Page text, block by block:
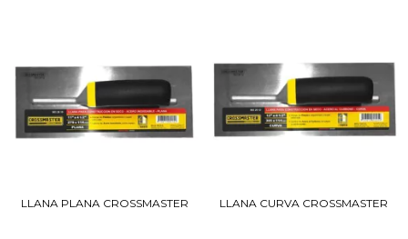
LLANA PLANA CROSSMASTER LLANA CURVA CROSSMASTER